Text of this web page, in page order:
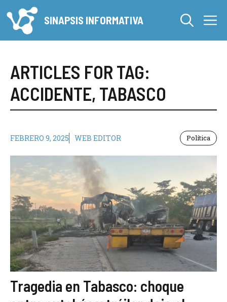
al
contenido
SINAPSIS INFORMATIVA
ARTICLES FOR TAG:
ACCIDENTE, TABASCO
FEBRERO 9, 2025 WEB EDITOR Política
Tragedia en Tabasco: choque